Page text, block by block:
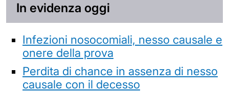
In evidenza oggi
Infezioni nosocomiali, nesso causale e
onere della prova
Perdita di chance in assenza di nesso
causale con il decesso